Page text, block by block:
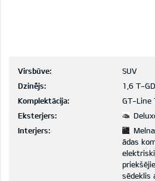
Virsbūve:
SUV
Dzinējs:
1,6 T-
Komplektācija:
GT-Line
Eksterjers:
Interjers:
ādas
sēdeklis